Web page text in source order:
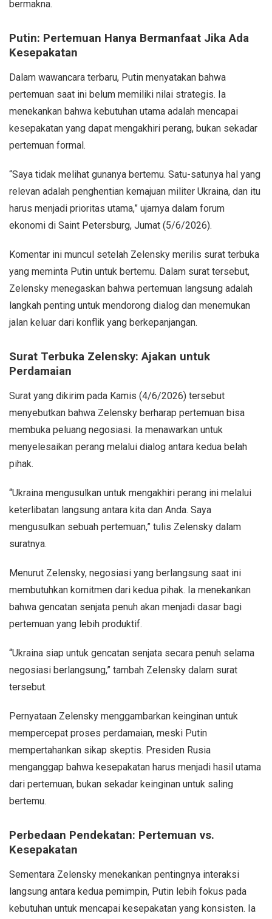
bermakna.
Putin: Pertemuan Hanya Bermanfaat Jika Ada
Kesepakatan
Dalam wawancara terbaru, Putin menyatakan bahwa
pertemuan saat ini belum memiliki nilai strategis. Ia
menekankan bahwa kebutuhan utama adalah mencapai
kesepakatan yang dapat mengakhiri perang, bukan sekadar
pertemuan formal.
“Saya tidak melihat gunanya bertemu. Satu-satunya hal yang
relevan adalah penghentian kemajuan militer Ukraina, dan itu
harus menjadi prioritas utama,” ujarnya dalam forum
ekonomi di Saint Petersburg, Jumat (5/6/2026).
Komentar ini muncul setelah Zelensky merilis surat terbuka
yang meminta Putin untuk bertemu. Dalam surat tersebut,
Zelensky menegaskan bahwa pertemuan langsung adalah
langkah penting untuk mendorong dialog dan menemukan
jalan keluar dari konflik yang berkepanjangan.
Surat Terbuka Zelensky: Ajakan untuk
Perdamaian
Surat yang dikirim pada Kamis (4/6/2026) tersebut
menyebutkan bahwa Zelensky berharap pertemuan bisa
membuka peluang negosiasi. Ia menawarkan untuk
menyelesaikan perang melalui dialog antara kedua belah
pihak.
“Ukraina mengusulkan untuk mengakhiri perang ini melalui
keterlibatan langsung antara kita dan Anda. Saya
mengusulkan sebuah pertemuan,” tulis Zelensky dalam
suratnya.
Menurut Zelensky, negosiasi yang berlangsung saat ini
membutuhkan komitmen dari kedua pihak. Ia menekankan
bahwa gencatan senjata penuh akan menjadi dasar bagi
pertemuan yang lebih produktif.
“Ukraina siap untuk gencatan senjata secara penuh selama
negosiasi berlangsung,” tambah Zelensky dalam surat
tersebut.
Pernyataan Zelensky menggambarkan keinginan untuk
mempercepat proses perdamaian, meski Putin
mempertahankan sikap skeptis. Presiden Rusia
menganggap bahwa kesepakatan harus menjadi hasil utama
dari pertemuan, bukan sekadar keinginan untuk saling
bertemu.
Perbedaan Pendekatan: Pertemuan vs.
Kesepakatan
Sementara Zelensky menekankan pentingnya interaksi
langsung antara kedua pemimpin, Putin lebih fokus pada
kebutuhan untuk mencapai kesepakatan yang konsisten. Ia